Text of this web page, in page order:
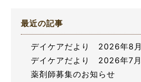
最近の記事
デイケアだより 2026年8月
デイケアだより 2026年7
薬剤師募集のお知らせ